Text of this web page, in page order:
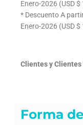
Enero-2026 (USD
* Descuento A
Enero-2026 (USD
Clientes y
Forma